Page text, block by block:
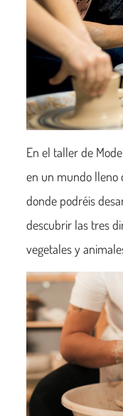
En el taller de
en un mundo lleno
donde podréis
descubrir las tres
vegetales y